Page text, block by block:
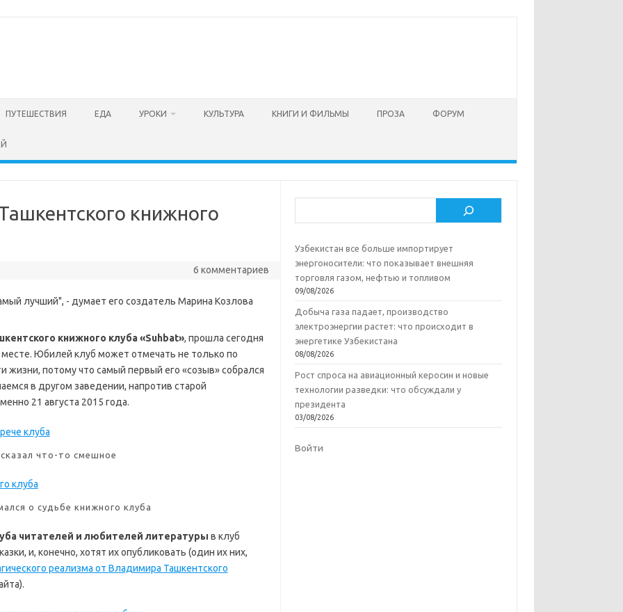
ПУТЕШЕСТВИЯ ЕДА УРОКИ КУЛЬТУРА КНИГИ И ФИЛЬМЫ ПРОЗА ФОРУМ
книжного
6 комментариев
книжного клуба «Suhbat», прошла сегодня
Юбилей клуб может отмечать не только по
жизни, потому что самый первый его «созыв» собрался
в другом заведении, напротив старой
21 августа 2015 года.
что-то смешное
о судьбе книжного клуба
читателей и любителей литературы в клуб
и, конечно, хотят их опубликовать (один их них,
реализма от Владимира Ташкентского
Узбекистан все больше импортирует
энергоносители: что показывает внешняя
торговля газом, нефтью и топливом
09/08/2026
Добыча газа падает, производство
электроэнергии растет: что происходит в
энергетике Узбекистана
08/08/2026
Рост спроса на авиационный керосин и новые
технологии разведки: что обсуждали у
президента
03/08/2026
Войти